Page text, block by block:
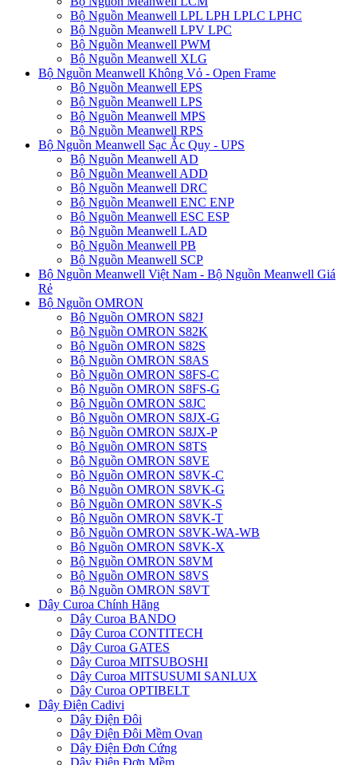
Bộ Nguồn Meanwell LPL LPH LPLC LPHC
Bộ Nguồn Meanwell LPV LPC
Bộ Nguồn Meanwell PWM
Bộ Nguồn Meanwell XLG
Bộ Nguồn Meanwell Không Vỏ - Open Frame
Bộ Nguồn Meanwell EPS
Bộ Nguồn Meanwell LPS
Bộ Nguồn Meanwell MPS
Bộ Nguồn Meanwell RPS
Bộ Nguồn Meanwell Sạc Ắc Quy - UPS
Bộ Nguồn Meanwell AD
Bộ Nguồn Meanwell ADD
Bộ Nguồn Meanwell DRC
Bộ Nguồn Meanwell ENC ENP
Bộ Nguồn Meanwell ESC ESP
Bộ Nguồn Meanwell LAD
Bộ Nguồn Meanwell PB
Bộ Nguồn Meanwell SCP
Bộ Nguồn Meanwell Việt Nam - Bộ Nguồn Meanwell Giá
Rẻ
Bộ Nguồn OMRON
Bộ Nguồn OMRON S82J
Bộ Nguồn OMRON S82K
Bộ Nguồn OMRON S82S
Bộ Nguồn OMRON S8AS
Bộ Nguồn OMRON S8FS-C
Bộ Nguồn OMRON S8FS-G
Bộ Nguồn OMRON S8JC
Bộ Nguồn OMRON S8JX-G
Bộ Nguồn OMRON S8JX-P
Bộ Nguồn OMRON S8TS
Bộ Nguồn OMRON S8VE
Bộ Nguồn OMRON S8VK-C
Bộ Nguồn OMRON S8VK-G
Bộ Nguồn OMRON S8VK-S
Bộ Nguồn OMRON S8VK-T
Bộ Nguồn OMRON S8VK-WA-WB
Bộ Nguồn OMRON S8VK-X
Bộ Nguồn OMRON S8VM
Bộ Nguồn OMRON S8VS
Bộ Nguồn OMRON S8VT
Dây Curoa Chính Hãng
Dây Curoa BANDO
Dây Curoa CONTITECH
Dây Curoa GATES
Dây Curoa MITSUBOSHI
Dây Curoa MITSUSUMI SANLUX
Dây Curoa OPTIBELT
Dây Điện Cadivi
Dây Điện Đôi
Dây Điện Đôi Mềm Ovan
Dây Điện Đơn Cứng
Dây Điện Đơn Mềm